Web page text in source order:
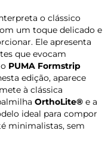
o clássico
um toque delicado e
Ele apresenta
que evocam
PUMA Formstrip
edição, aparece
à clássica
OrthoLite® e a
ideal para compor
minimalistas, sem